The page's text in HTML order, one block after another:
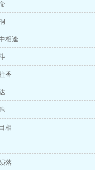
相逢
香
相
落